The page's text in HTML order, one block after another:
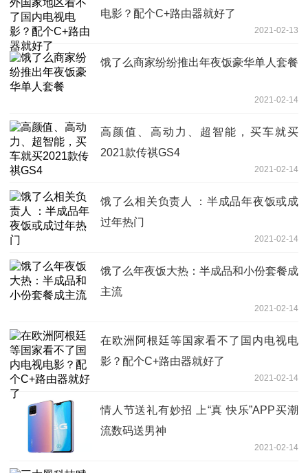
电影？配个C+路由器就好了
2021-02-13
饿了么商家纷纷推出年夜饭豪华单人套餐
2021-02-14
高颜值、高动力、超智能，买车就买
2021款传祺GS4
2021-02-14
饿了么相关负责人 ：半成品年夜饭或成
过年热门
2021-02-14
饿了么年夜饭大热：半成品和小份套餐成
主流
2021-02-14
在欧洲阿根廷等国家看不了国内电视电
影？配个C+路由器就好了
2021-02-14
情人节送礼有妙招 上“真 快乐”APP买潮
流数码送男神
2021-02-14